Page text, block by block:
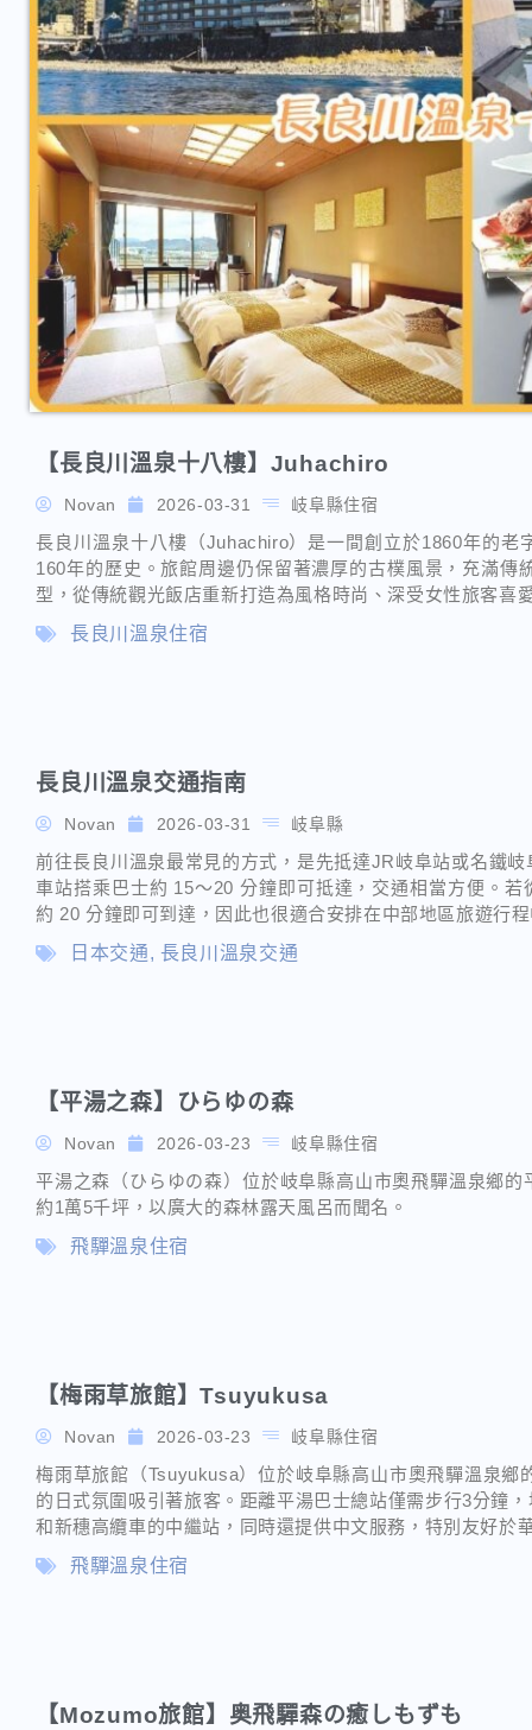
【長良川溫泉十八樓】Juhachiro
Novan 2026-03-31 岐阜縣住宿
長良川溫泉十八樓（Juhachiro）是一間創立於1860年的
160年的歷史。旅館周邊仍保留著濃厚的古樸風景，充滿傳
型，從傳統觀光飯店重新打造為風格時尚、深受女性旅客喜
長良川溫泉住宿
長良川溫泉交通指南
Novan 2026-03-31 岐阜縣
前往長良川溫泉最常見的方式，是先抵達JR岐阜站或名鐵
車站搭乘巴士約 15～20 分鐘即可抵達，交通相當方便。
約 20 分鐘即可到達，因此也很適合安排在中部地區旅遊行
日本交通, 長良川溫泉交通
【平湯之森】ひらゆの森
Novan 2026-03-23 岐阜縣住宿
平湯之森（ひらゆの森）位於岐阜縣高山市奧飛驒溫泉鄉
約1萬5千坪，以廣大的森林露天風呂而聞名。
飛驒溫泉住宿
【梅雨草旅館】Tsuyukusa
Novan 2026-03-23 岐阜縣住宿
梅雨草旅館（Tsuyukusa）位於岐阜縣高山市奧飛驒溫泉
的日式氛圍吸引著旅客。距離平湯巴士總站僅需步行3分鐘
和新穗高纜車的中繼站，同時還提供中文服務，特別友好於
飛驒溫泉住宿
【Mozumo旅館】奥飛驒森の癒しもずも